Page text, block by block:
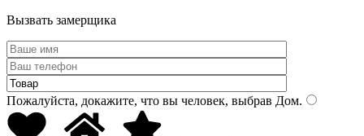
Вызвать замерщика
Пожалуйста, докажите, что вы человек, выбрав Дом.